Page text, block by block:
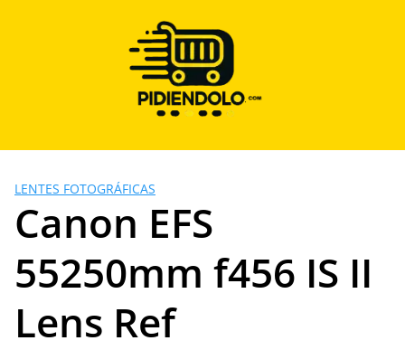
LENTES FOTOGRÁFICAS
Canon EFS
55250mm f456 IS II
Lens Ref